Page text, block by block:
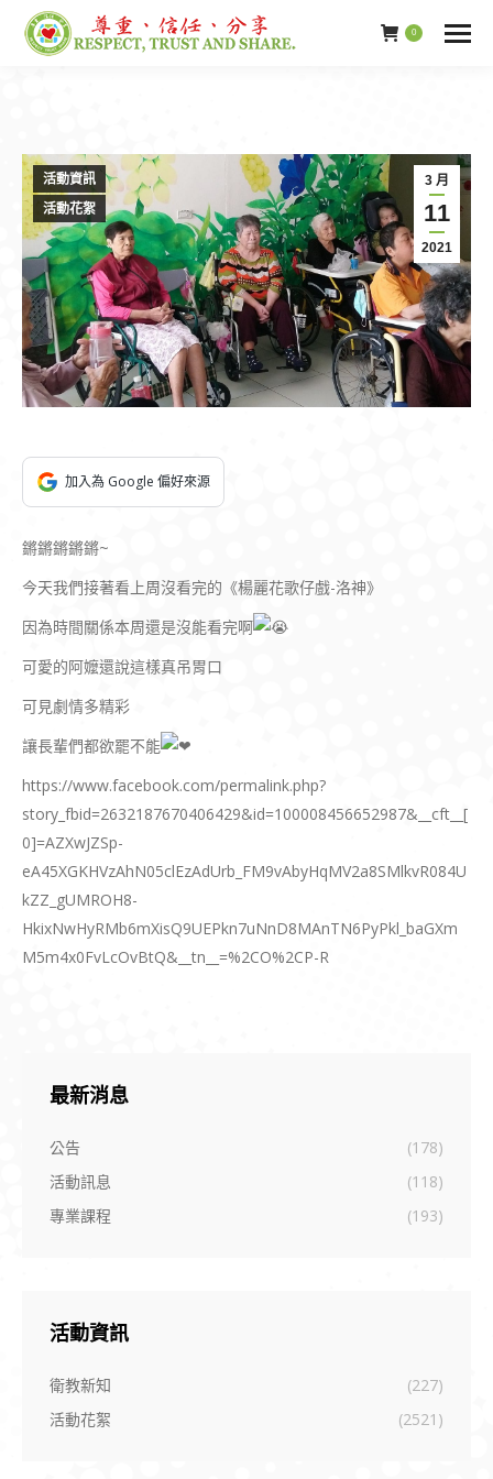
0
3 月
11
2021
活動資訊
活動花絮
加入為 Google 偏好來源
鏘鏘鏘鏘鏘~
今天我們接著看上周沒看完的《楊麗花歌仔戲-洛神》
因為時間關係本周還是沒能看完啊
可愛的阿嬤還說這樣真吊胃口
可見劇情多精彩
讓長輩們都欲罷不能
https://www.facebook.com/permalink.php?
story_fbid=2632187670406429&id=100008456652987&__cft__[
0]=AZXwJZSp-
eA45XGKHVzAhN05clEzAdUrb_FM9vAbyHqMV2a8SMlkvR084U
kZZ_gUMROH8-
HkixNwHyRMb6mXisQ9UEPkn7uNnD8MAnTN6PyPkl_baGXm
M5m4x0FvLcOvBtQ&__tn__=%2CO%2CP-R
最新消息
公告
(178)
活動訊息
(118)
專業課程
(193)
活動資訊
衛教新知
(227)
活動花絮
(2521)